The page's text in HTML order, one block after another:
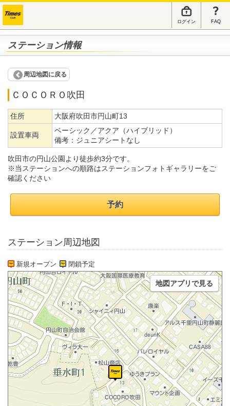
ログイン FAQ
ステーション情報
周辺地図に戻る
ＣＯＣＯＲＯ吹田
住所 大阪府吹田市円山町13
設置車両
ベーシック／アクア（ハイブリッド）
備考： ジュニアシートなし
吹田市の円山公園より徒歩約3分です。
※当ステーションへの順路はステーションフォトギャラリーをご
確認ください
予約
ステーション周辺地図
新規オープン 閉鎖予定
地図アプリで見る